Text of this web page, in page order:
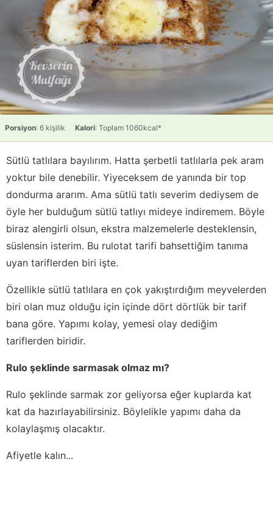
Porsiyon: 6 kişilik Kalori: Toplam 1060kcal*
Sütlü tatlılara bayılırım. Hatta şerbetli tatlılarla pek aram
yoktur bile denebilir. Yiyeceksem de yanında bir top
dondurma ararım. Ama sütlü tatlı severim dediysem de
öyle her bulduğum sütlü tatlıyı mideye indiremem. Böyle
biraz alengirli olsun, ekstra malzemelerle desteklensin,
süslensin isterim. Bu rulotat tarifi bahsettiğim tanıma
uyan tariflerden biri işte.
Özellikle sütlü tatlılara en çok yakıştırdığım meyvelerden
biri olan muz olduğu için içinde dört dörtlük bir tarif
bana göre. Yapımı kolay, yemesi olay dediğim
tariflerden biridir.
Rulo şeklinde sarmasak olmaz mı?
Rulo şeklinde sarmak zor geliyorsa eğer kuplarda kat
kat da hazırlayabilirsiniz. Böylelikle yapımı daha da
kolaylaşmış olacaktır.
Afiyetle kalın...